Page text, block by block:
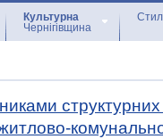
Культурна
Чернігівщина
структурних